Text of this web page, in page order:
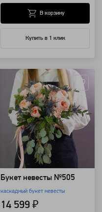
Купить в 1 клик
В корзину
Букет невесты №505
каскадный букет невесты
14 599 ₽